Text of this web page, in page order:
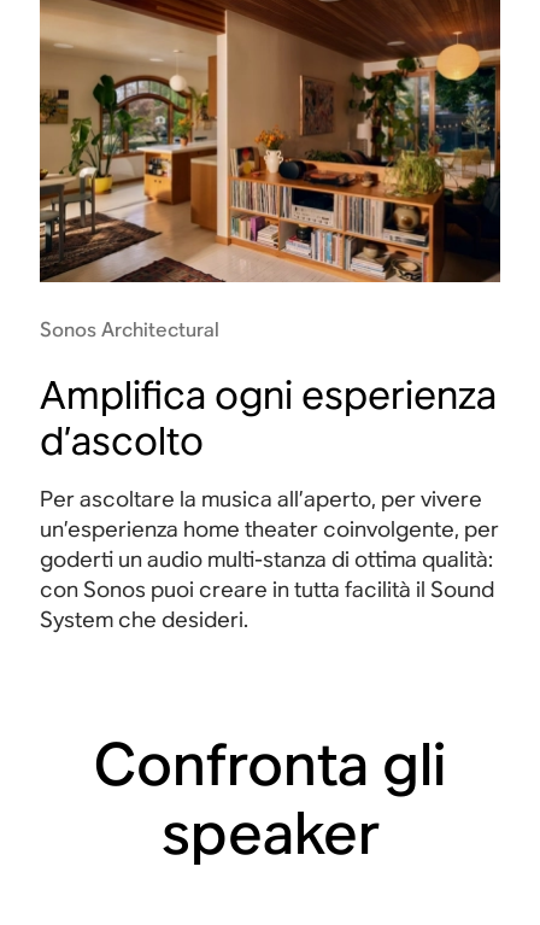
Sonos Architectural
Amplifica ogni esperienza
d’ascolto
Per ascoltare la musica all’aperto, per vivere
un’esperienza home theater coinvolgente, per
goderti un audio multi-stanza di ottima qualità:
con Sonos puoi creare in tutta facilità il Sound
System che desideri.
Confronta gli
speaker